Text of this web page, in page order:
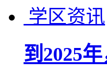
学区资讯
到2025